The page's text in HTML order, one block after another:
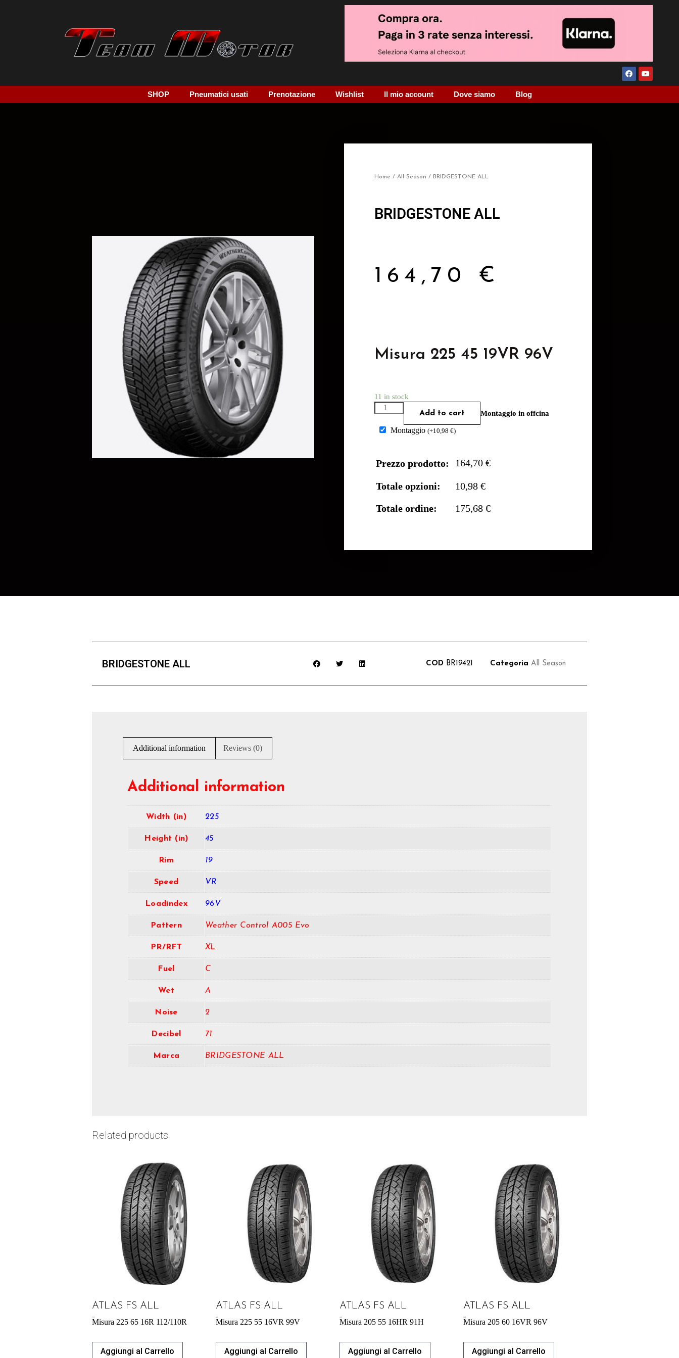
SHOP Pneumatici usati Prenotazione Wishlist Il mio account Dove siamo Blog
Home / All Season / BRIDGESTONE ALL
BRIDGESTONE ALL
164,70 €
Misura 225 45 19VR 96V
11 in stock
Add to cart Montaggio in offcina
Montaggio (+10,98 €)
Prezzo prodotto: 164,70 €
Totale opzioni:
10,98 €
Totale ordine:
175,68 €
BRIDGESTONE ALL COD BR19421 Categoria All Season
Additional information Reviews (0)
Additional information
Width (in) 225
Height (in) 45
Rim 19
Speed VR
Loadindex 96V
Pattern Weather Control A005 Evo
PR/RFT XL
Fuel C
Wet A
Noise 2
Decibel 71
Marca BRIDGESTONE ALL
Related products
ATLAS FS ALL
Misura 225 65 16R 112/110R
Aggiungi al Carrello
ATLAS FS ALL
Misura 225 55 16VR 99V
Aggiungi al Carrello
ATLAS FS ALL
Misura 205 55 16HR 91H
Aggiungi al Carrello
ATLAS FS ALL
Misura 205 60 16VR 96V
Aggiungi al Carrello